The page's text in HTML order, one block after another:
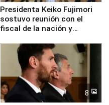
Presidenta Keiko Fujimori
sostuvo reunión con el
fiscal de la nación y
8